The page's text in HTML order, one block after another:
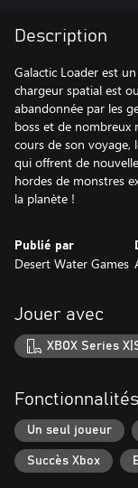
Description
Galactic Loader est
chargeur spatial est
abandonnée par les
boss et de nombreux
cours de son voyage,
qui offrent de
hordes de monstres
la planète !
Publié par
Desert Water Games
Jouer avec
XBOX Series
Fonctionnalités
Un seul joueur
Succès Xbox